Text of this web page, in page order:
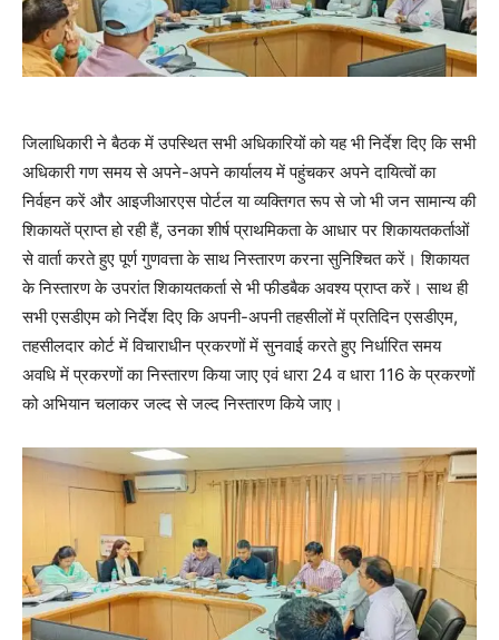
जिलाधिकारी ने बैठक में उपस्थित सभी अधिकारियों को यह भी निर्देश दिए कि सभी
अधिकारी गण समय से अपने-अपने कार्यालय में पहुंचकर अपने दायित्वों का
निर्वहन करें और आइजीआरएस पोर्टल या व्यक्तिगत रूप से जो भी जन सामान्य की
शिकायतें प्राप्त हो रही हैं, उनका शीर्ष प्राथमिकता के आधार पर शिकायतकर्ताओं
से वार्ता करते हुए पूर्ण गुणवत्ता के साथ निस्तारण करना सुनिश्चित करें। शिकायत
के निस्तारण के उपरांत शिकायतकर्ता से भी फीडबैक अवश्य प्राप्त करें। साथ ही
सभी एसडीएम को निर्देश दिए कि अपनी-अपनी तहसीलों में प्रतिदिन एसडीएम,
तहसीलदार कोर्ट में विचाराधीन प्रकरणों में सुनवाई करते हुए निर्धारित समय
अवधि में प्रकरणों का निस्तारण किया जाए एवं धारा 24 व धारा 116 के प्रकरणों
को अभियान चलाकर जल्द से जल्द निस्तारण किये जाए।